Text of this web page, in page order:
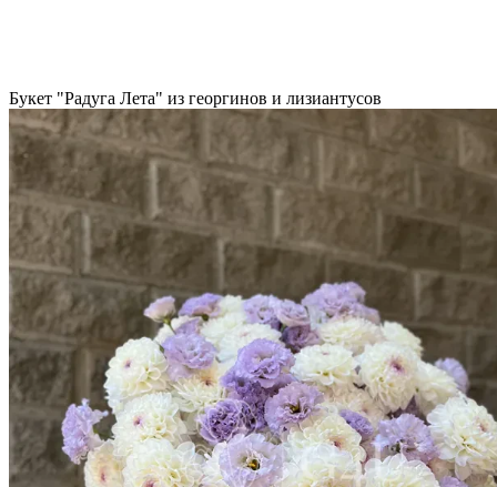
Букет "Радуга Лета" из георгинов и лизиантусов